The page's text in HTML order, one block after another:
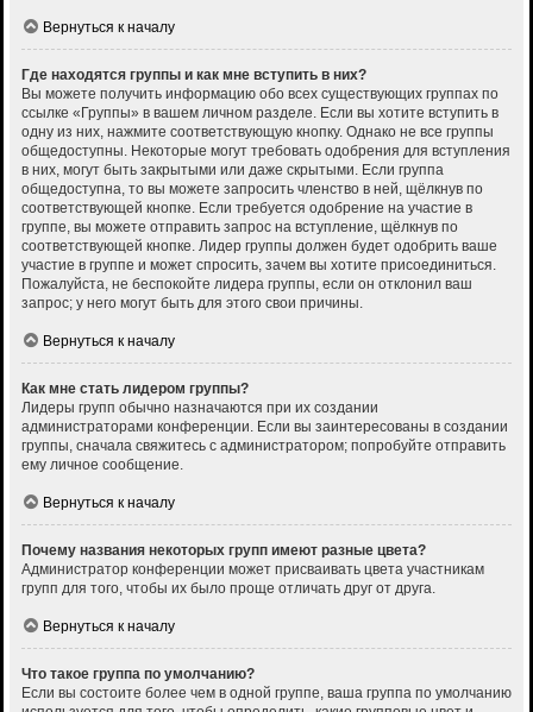
Вернуться к началу
Где находятся группы и как мне вступить в них?
Вы можете получить информацию обо всех существующих группах по
ссылке «Группы» в вашем личном разделе. Если вы хотите вступить в
одну из них, нажмите соответствующую кнопку. Однако не все группы
общедоступны. Некоторые могут требовать одобрения для вступления
в них, могут быть закрытыми или даже скрытыми. Если группа
общедоступна, то вы можете запросить членство в ней, щёлкнув по
соответствующей кнопке. Если требуется одобрение на участие в
группе, вы можете отправить запрос на вступление, щёлкнув по
соответствующей кнопке. Лидер группы должен будет одобрить ваше
участие в группе и может спросить, зачем вы хотите присоединиться.
Пожалуйста, не беспокойте лидера группы, если он отклонил ваш
запрос; у него могут быть для этого свои причины.
Вернуться к началу
Как мне стать лидером группы?
Лидеры групп обычно назначаются при их создании
администраторами конференции. Если вы заинтересованы в создании
группы, сначала свяжитесь с администратором; попробуйте отправить
ему личное сообщение.
Вернуться к началу
Почему названия некоторых групп имеют разные цвета?
Администратор конференции может присваивать цвета участникам
групп для того, чтобы их было проще отличать друг от друга.
Вернуться к началу
Что такое группа по умолчанию?
Если вы состоите более чем в одной группе, ваша группа по умолчанию